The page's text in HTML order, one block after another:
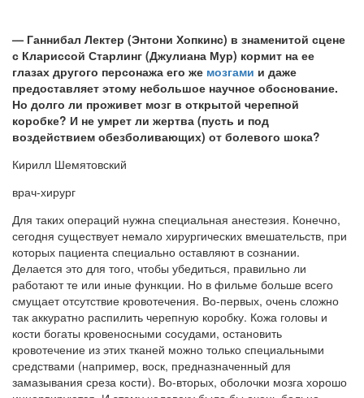
— Ганнибал Лектер (Энтони Хопкинс) в знаменитой сцене
с Клариссой Старлинг (Джулиана Мур) кормит на ее
глазах другого персонажа его же мозгами и даже
предоставляет этому небольшое научное обоснование.
Но долго ли проживет мозг в открытой черепной
коробке? И не умрет ли жертва (пусть и под
воздействием обезболивающих) от болевого шока?
Кирилл Шемятовский
врач-хирург
Для таких операций нужна специальная анестезия. Конечно,
сегодня существует немало хирургических вмешательств, при
которых пациента специально оставляют в сознании.
Делается это для того, чтобы убедиться, правильно ли
работают те или иные функции. Но в фильме больше всего
смущает отсутствие кровотечения. Во-первых, очень сложно
так аккуратно распилить черепную коробку. Кожа головы и
кости богаты кровеносными сосудами, остановить
кровотечение из этих тканей можно только специальными
средствами (например, воск, предназначенный для
замазывания среза кости). Во-вторых, оболочки мозга хорошо